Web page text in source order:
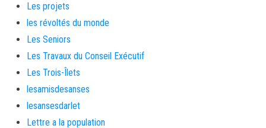
Les projets
les révoltés du monde
Les Seniors
Les Travaux du Conseil Exécutif
Les Trois-Îlets
lesamisdesanses
lesansesdarlet
Lettre a la population